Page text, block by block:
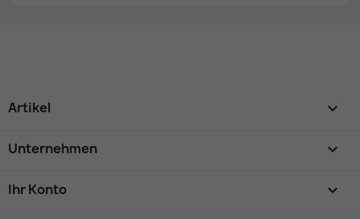
Artikel 
Unternehmen 
Ihr Konto 